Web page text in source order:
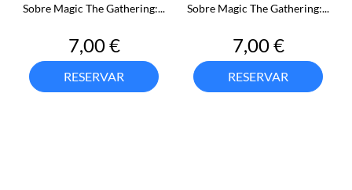
Sobre Magic The Gathering:...
Precio
7,00 €
RESERVAR
Sobre Magic The Gathering:...
Precio
7,00 €
RESERVAR